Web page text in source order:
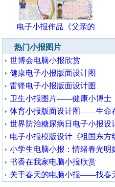
电子小报作品《父亲的
热门小报图片
世博会电脑小报欣赏
健康电子小报版面设计图
雷锋电子小报版面设计图
卫生小报图片——健康小博士
体育小报版面设计图——生命
世界防治糖尿病日电子小报设
电子小报模版设计《祖国东方
小学生电脑小报：情绪春光明
书香在我家电脑小报欣赏
关于春天的电脑小报——找春